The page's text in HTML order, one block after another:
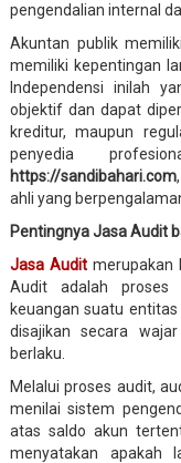
pengendalian internal
Akuntan publik
memiliki kepentingan
Independensi inilah
objektif dan dapat
kreditur, maupun
penyedia
https://sandibahari.com
ahli yang
Pentingnya Jasa Audit
Jasa Auditmerupakan
Audit adalah proses
keuangan suatu
disajikan secara
berlaku.
Melalui proses audit,
menilai sistem
atas saldo akun
menyatakan apakah